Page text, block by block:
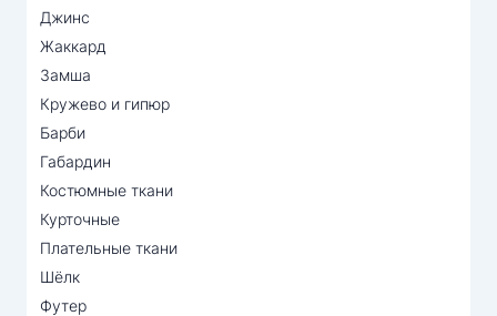
Джинс
Жаккард
Замша
Кружево и гипюр
Барби
Габардин
Костюмные ткани
Курточные
Плательные ткани
Шёлк
Футер